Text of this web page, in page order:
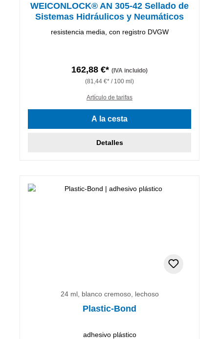
WEICONLOCK® AN 305-42 Sellado de
Sistemas Hidráulicos y Neumáticos
resistencia media, con registro DVGW
162,88 €* (IVA incluido)
(81,44 €* / 100 ml)
Artículo de tarifas
A la cesta
Detalles
24 ml, blanco cremoso, lechoso
Plastic-Bond
adhesivo plástico